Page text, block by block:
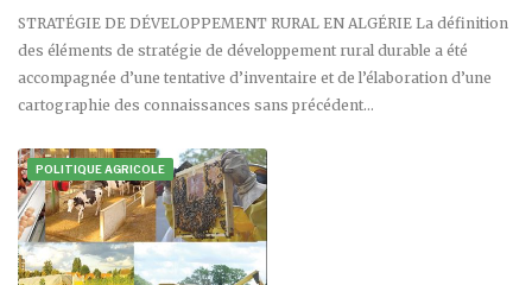
STRATÉGIE DE DÉVELOPPEMENT RURAL EN ALGÉRIE La définition
des éléments de stratégie de développement rural durable a été
accompagnée d’une tentative d’inventaire et de l’élaboration d’une
cartographie des connaissances sans précédent…
POLITIQUE AGRICOLE